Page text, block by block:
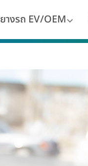
ยางรถ EV/OEM